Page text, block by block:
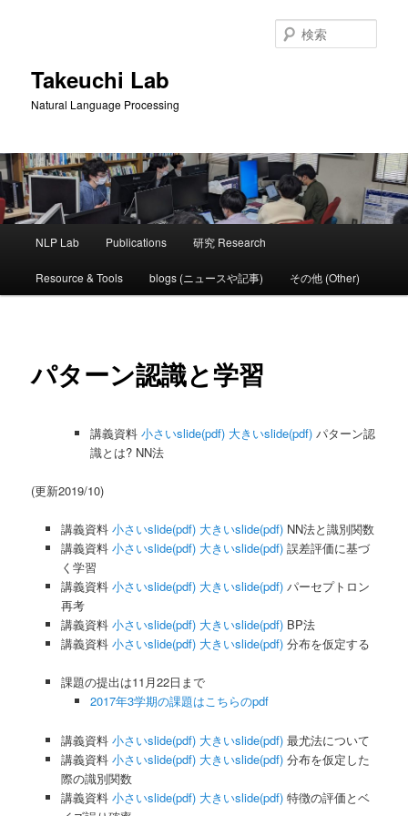
へ
移
動
Takeuchi Lab
Natural Language Processing
索
メ
NLP Lab Publications 研究 Research
Resource & Tools blogs (ニュースや記事) その他 (Other)
パターン認識と学習
講義資料小さいslide(pdf) 大きいslide(pdf)パターン認
識とは? NN法
(更新2019/10)
講義資料 小さいslide(pdf) 大きいslide(pdf) NN法と識別関数
講義資料 小さいslide(pdf) 大きいslide(pdf) 誤差評価に基づ
く学習
講義資料 小さいslide(pdf) 大きいslide(pdf) パーセプトロン
再考
講義資料 小さいslide(pdf) 大きいslide(pdf) BP法
講義資料 小さいslide(pdf) 大きいslide(pdf) 分布を仮定する
課題の提出は11月22日まで
2017年3学期の課題はこちらのpdf
講義資料 小さいslide(pdf) 大きいslide(pdf) 最尤法について
講義資料 小さいslide(pdf) 大きいslide(pdf) 分布を仮定した
際の識別関数
講義資料 小さいslide(pdf) 大きいslide(pdf) 特徴の評価とベ